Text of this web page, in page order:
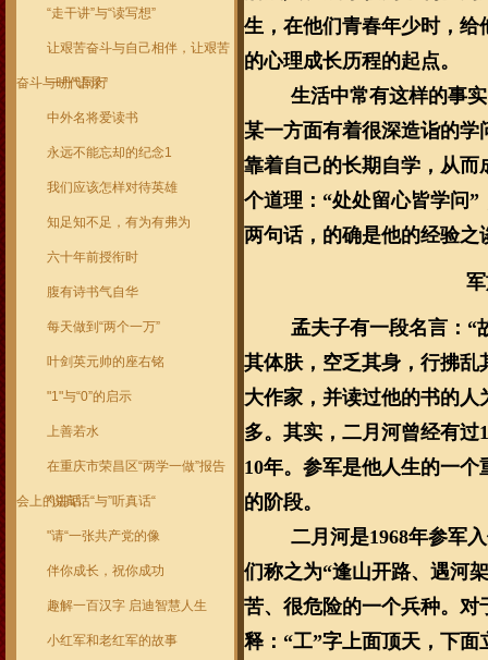
“走干讲”与“读写想”
让艰苦奋斗与自己相伴，让艰苦
奋斗与时代同行
一丹“语录”
中外名将爱读书
永远不能忘却的纪念1
我们应该怎样对待英雄
知足知不足，有为有弗为
六十年前授衔时
腹有诗书气自华
每天做到“两个一万”
叶剑英元帅的座右铭
"1"与“0”的启示
上善若水
在重庆市荣昌区“两学一做”报告
会上的讲话"说真话“与”听真话“
"请“一张共产党的像
伴你成长，祝你成功
趣解一百汉字 启迪智慧人生
小红军和老红军的故事
生，在他们青春年少时，
的心理成长历程的起点。
生活中常有这样的事
某一方面有着很深造诣的
靠着自己的长期自学，从
个道理：“处处留心皆学问
两句话，的确是他的经验之
孟夫子有一段名言：“
其体肤，空乏其身，行拂
大作家，并读过他的书的
多。其实，二月河曾经有过
10年。参军是他人生的一
的阶段。
二月河是1968年参军
们称之为“逢山开路、遇河
苦、很危险的一个兵种。对
释：“工”字上面顶天，下面